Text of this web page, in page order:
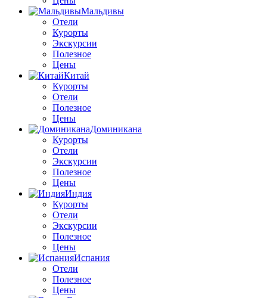
Мальдивы
Отели
Курорты
Экскурсии
Полезное
Цены
Китай
Курорты
Отели
Полезное
Цены
Доминикана
Курорты
Отели
Экскурсии
Полезное
Цены
Индия
Курорты
Отели
Экскурсии
Полезное
Цены
Испания
Отели
Полезное
Цены